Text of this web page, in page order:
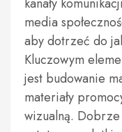
media
aby dotrzeć do
Kluczowym
jest budowanie
materiały
wizualną.